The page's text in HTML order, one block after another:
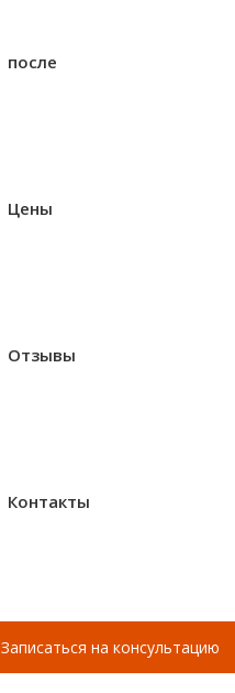
после
Цены
Отзывы
Контакты
Записаться на консультацию